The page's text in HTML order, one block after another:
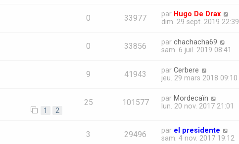
0 33977 par Hugo De Drax
dim. 29 sept. 2019 22:39
0 33856 par chachacha69
sam. 6 juil. 2019 08:41
9 41943 par Cerbere
jeu. 29 mars 2018 09:10
1 2
25 101577 par Mordecaïn
lun. 20 nov. 2017 21:01
3 29496 par el presidente
sam. 4 nov. 2017 19:12